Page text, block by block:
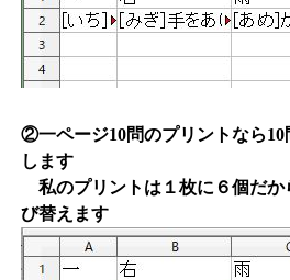
②一ページ10問のプリントなら
します
私のプリントは１枚に６個だか
び替えます